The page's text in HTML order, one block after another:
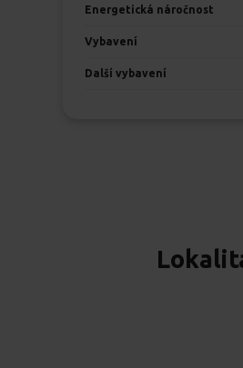
Energetická náročnost
Vybavení
Další vybavení